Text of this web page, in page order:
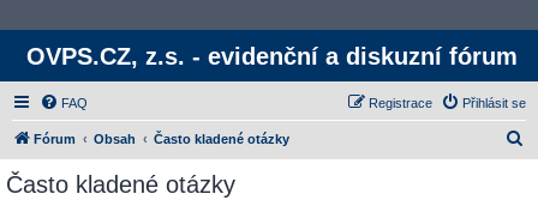
OVPS.CZ, z.s. - evidenční a diskuzní fórum
FAQ Přihlásit se
Registrace
Fórum Obsah Často kladené otázky
Často kladené otázky